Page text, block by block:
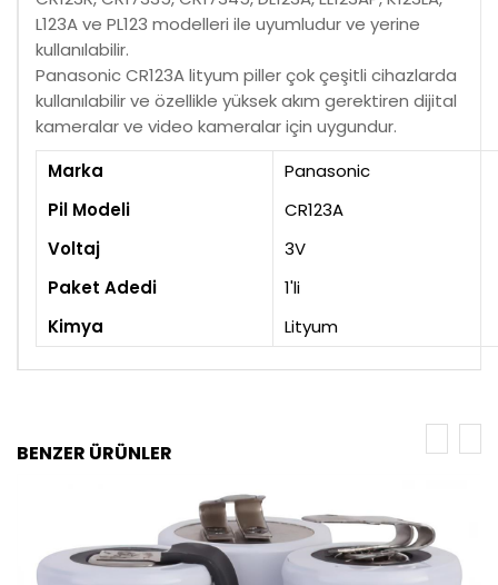
L123A ve PL123 modelleri ile uyumludur ve yerine
kullanılabilir.
Panasonic CR123A lityum piller çok çeşitli cihazlarda
kullanılabilir ve özellikle yüksek akım gerektiren dijital
kameralar ve video kameralar için uygundur.
Marka
Panasonic
Pil Modeli
CR123A
Voltaj
3V
Paket Adedi
1'li
Kimya
Lityum
BENZER ÜRÜNLER